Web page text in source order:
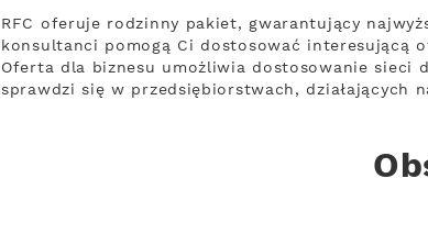
RFC oferuje rodzinny pakiet, gwarantujący
konsultanci pomogą Ci dostosować interesującą
Oferta dla biznesu umożliwia dostosowanie
sprawdzi się w przedsiębiorstwach, działających